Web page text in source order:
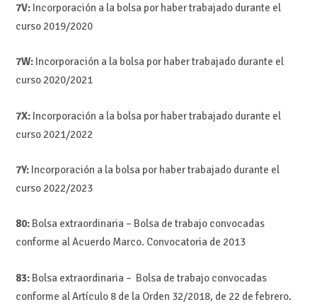
7V:Incorporación a la bolsa por haber trabajado durante el
curso 2019/2020
7W:Incorporación a la bolsa por haber trabajado durante el
curso 2020/2021
7X:Incorporación a la bolsa por haber trabajado durante el
curso 2021/2022
7Y:Incorporación a la bolsa por haber trabajado durante el
curso 2022/2023
80: Bolsa extraordinaria – Bolsa de trabajo convocadas
conforme al Acuerdo Marco. Convocatoria de 2013
83:Bolsa extraordinaria – Bolsa de trabajo convocadas
conforme al Artículo 8 de la Orden 32/2018, de 22 de febrero.